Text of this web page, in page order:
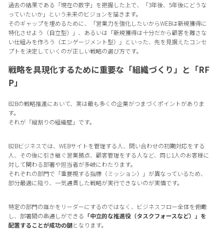
過去の結果である「現在の数字」を把握した上で、「3年後、5年後にどうな
っていたいか」という未来のビジョンを描きます。
そのギャップを埋めるために、「営業力を強化したいからWEBは新規獲得に
特化させよう（自立型）」、あるいは「新規獲得は十分だから顧客を離さな
い仕組みを作ろう（エンゲージメント型）」といった、先を見据えたコンセ
プトを決定していくのが正しい戦略の選び方です。
戦略を具現化するために重要な「組織づくり」と「RF
P」
B2Bの戦略推進において、実は最も多くの企業がつまづくポイントがありま
す。
それが「縦割りの組織壁」です。
B2Bビジネスでは、WEBサイトを管理する人、問い合わせの初期対応をする
人、その後に引き継ぐ営業拠点、顧客管理をする人など、同じ1人のお客様に
対して関わる部署や担当者が多岐にわたります。
それぞれの部門で「重要視する指標（ミッション）」が異なっているため、
部分最適に陥り、一気通貫した戦略が実行できないのが実情です。
特定の部門の誰かをリーダーにするのではなく、ビジネスフロー全体を俯瞰
し、部署間の串通しができる 「中立的な推進役（タスクフォースなど）」を
配置することが成功の鍵となります。